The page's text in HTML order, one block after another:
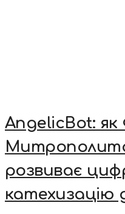
AngelicBot: як
розвиває
катехизацію